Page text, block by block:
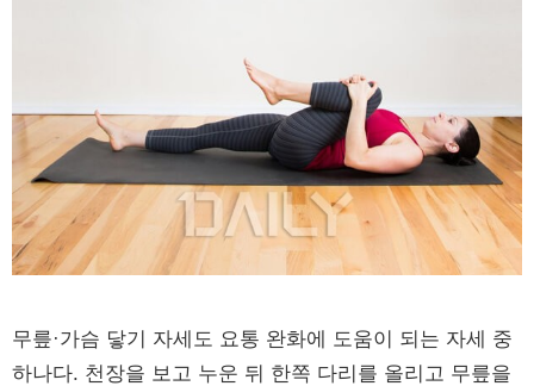
무릎·가슴 닿기 자세도 요통 완화에 도움이 되는 자세 중
하나다. 천장을 보고 누운 뒤 한쪽 다리를 올리고 무릎을